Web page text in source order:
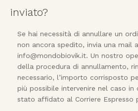
inviato?
Se hai necessità di annullare un
non ancora spedito, invia una mail a
info@mondobiovik.it. Un nostro
della procedura di annullamento,
necessario, l’importo corrisposto
più possibile intervenire nel caso in
stato affidato al Corriere Espresso